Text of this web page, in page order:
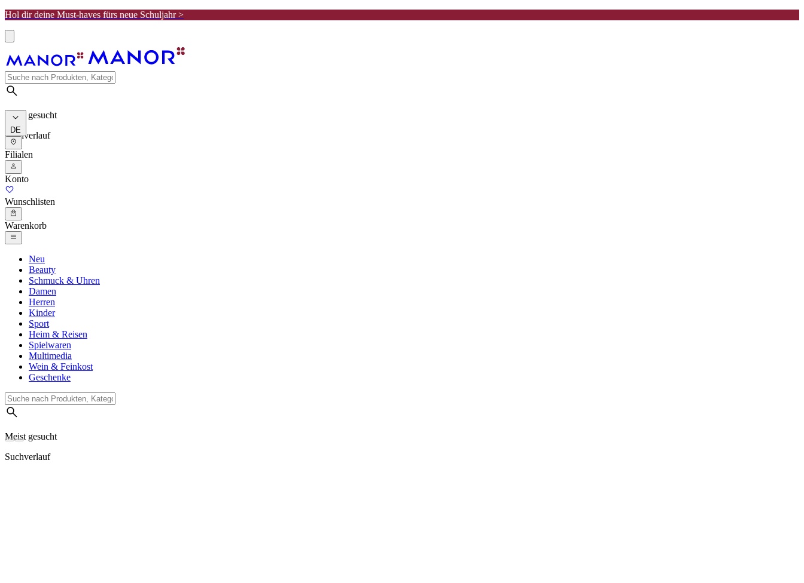
Hol dir deine Must-haves fürs neue Schuljahr >
Meist gesucht
Suchverlauf
DE
Filialen
Konto
Wunschlisten
Warenkorb
Neu
Beauty
Schmuck & Uhren
Damen
Herren
Kinder
Sport
Heim & Reisen
Spielwaren
Multimedia
Wein & Feinkost
Geschenke
Meist gesucht
Suchverlauf